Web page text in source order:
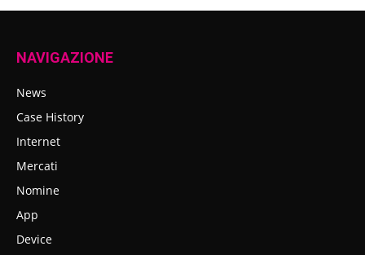
NAVIGAZIONE
News
Case History
Internet
Mercati
Nomine
App
Device